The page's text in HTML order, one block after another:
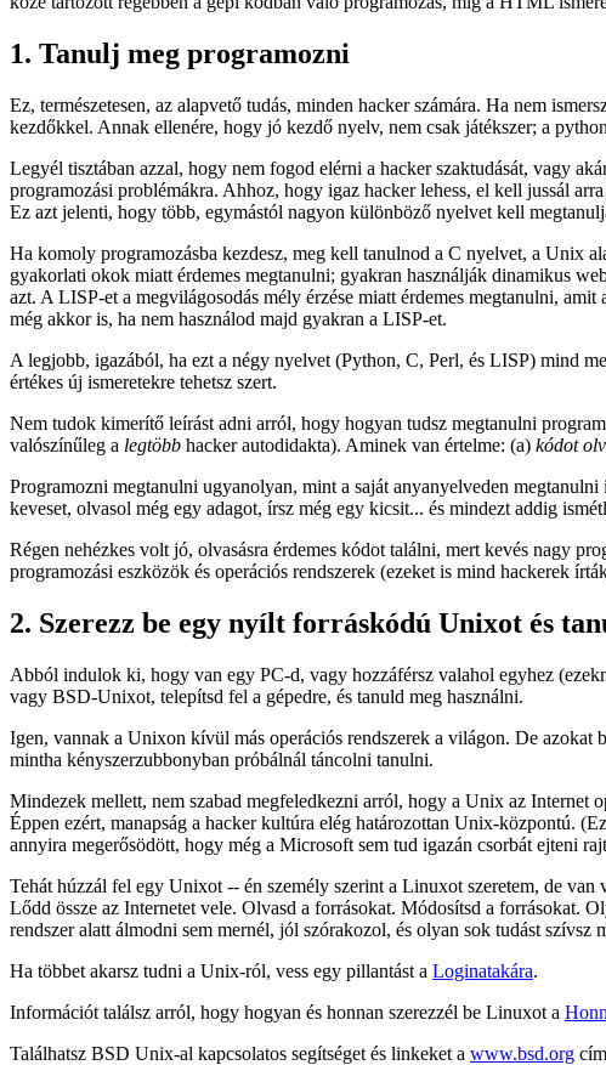
1. Tanulj meg programozni
Ez, természetesen, az alapvető tudás, minden hacker számára. Ha nem
kezdőkkel. Annak ellenére, hogy jó kezdő nyelv, nem csak játékszer; a
Legyél tisztában azzal, hogy nem fogod elérni a hacker szaktudását, vagy
programozási problémákra. Ahhoz, hogy igaz hacker lehess, el kell jussál
Ez azt jelenti, hogy több, egymástól nagyon különböző nyelvet kell
Ha komoly programozásba kezdesz, meg kell tanulnod a C nyelvet, a Unix
gyakorlati okok miatt érdemes megtanulni; gyakran használják dinamikus
azt. A LISP-et a megvilágosodás mély érzése miatt érdemes megtanulni,
még akkor is, ha nem használod majd gyakran a LISP-et.
A legjobb, igazából, ha ezt a négy nyelvet (Python, C, Perl, és LISP) mind
értékes új ismeretekre tehetsz szert.
Nem tudok kimerítő leírást adni arról, hogy hogyan tudsz megtanulni
valószínűleg a legtöbb hacker autodidakta). Aminek van értelme: (a) kódot
Programozni megtanulni ugyanolyan, mint a saját anyanyelveden
keveset, olvasol még egy adagot, írsz még egy kicsit... és mindezt addig
Régen nehézkes volt jó, olvasásra érdemes kódot találni, mert kevés nagy
programozási eszközök és operációs rendszerek (ezeket is mind hackerek
2. Szerezz be egy nyílt forráskódú Unixot és
Abból indulok ki, hogy van egy PC-d, vagy hozzáférsz valahol egyhez
vagy BSD-Unixot, telepítsd fel a gépedre, és tanuld meg használni.
Igen, vannak a Unixon kívül más operációs rendszerek a világon. De
mintha kényszerzubbonyban próbálnál táncolni tanulni.
Mindezek mellett, nem szabad megfeledkezni arról, hogy a Unix az Internet
Éppen ezért, manapság a hacker kultúra elég határozottan Unix-központú.
annyira megerősödött, hogy még a Microsoft sem tud igazán csorbát ejteni
Tehát húzzál fel egy Unixot -- én személy szerint a Linuxot szeretem, de
Lődd össze az Internetet vele. Olvasd a forrásokat. Módosítsd a forrásokat.
rendszer alatt álmodni sem mernél, jól szórakozol, és olyan sok tudást
Ha többet akarsz tudni a Unix-ról, vess egy pillantást a Loginatakára.
Információt találsz arról, hogy hogyan és honnan szerezzél be Linuxot a
Találhatsz BSD Unix-al kapcsolatos segítséget és linkeket a www.bsd.org